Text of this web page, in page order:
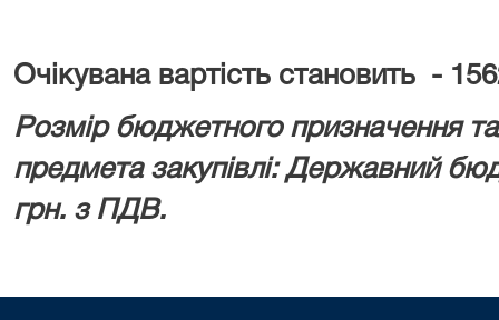
Очікувана вартість становить -
Розмір бюджетного призначення
предмета закупівлі: Державний
грн. з ПДВ.